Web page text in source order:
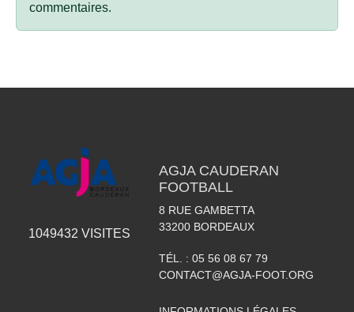
commentaires.
1049432 VISITES
AGJA CAUDERAN
FOOTBALL
8 RUE GAMBETTA
33200 BORDEAUX
TÉL. : 05 56 08 67 79
CONTACT@AGJA-FOOT.ORG